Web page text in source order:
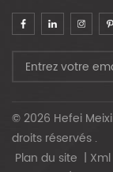
© 2026 Hefei
droits réservés .
Plan du site | Xml